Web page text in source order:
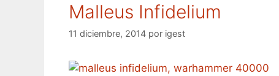
Malleus Infidelium
11 diciembre, 2014 por igest